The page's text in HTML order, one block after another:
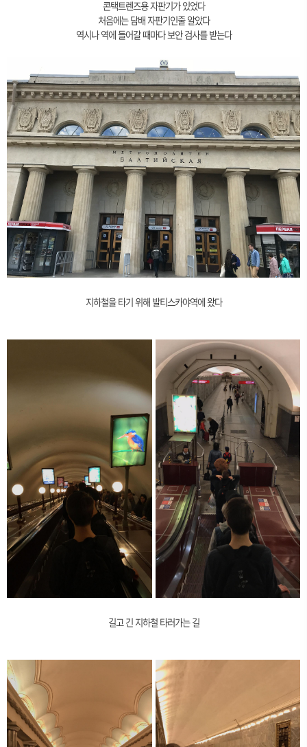
콘택트렌즈용 자판기가 있었다
처음에는 담배 자판기인줄 알았다
역시나 역에 들어갈 때마다 보안 검사를 받는다
지하철을 타기 위해 발티스카야역에 왔다
길고 긴 지하철 타러가는 길